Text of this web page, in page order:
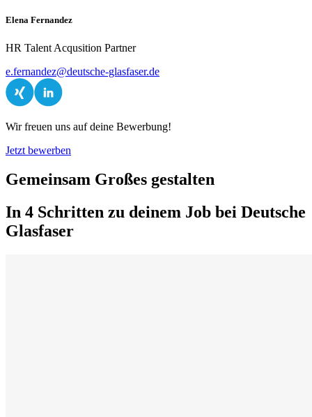
Elena Fernandez
HR Talent Acqusition Partner
e.fernandez@deutsche-glasfaser.de
Wir freuen uns auf deine Bewerbung!
Jetzt bewerben
Gemeinsam Großes gestalten
In 4 Schritten zu deinem Job bei Deutsche
Glasfaser